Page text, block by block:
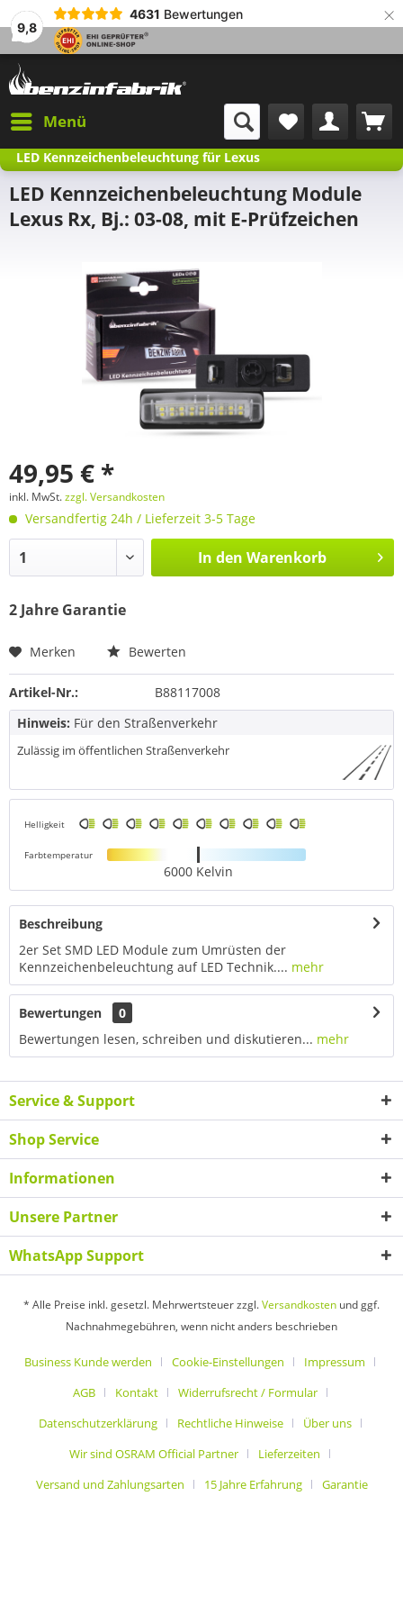
9,8
4631 Bewertungen ×
Menü
LED Kennzeichenbeleuchtung für Lexus
LED Kennzeichenbeleuchtung Module
Lexus Rx, Bj.: 03-08, mit E-Prüfzeichen
49,95 € *
inkl. MwSt.zzgl. Versandkosten
Versandfertig 24h / Lieferzeit 3-5 Tage
In den Warenkorb
2 Jahre Garantie
Merken Bewerten
Artikel-Nr.:
B88117008
Hinweis: Für den Straßenverkehr
Zulässig im öffentlichen Straßenverkehr
Helligkeit
Farbtemperatur
6000 Kelvin
Beschreibung
2er Set SMD LED Module zum Umrüsten der
Kennzeichenbeleuchtung auf LED Technik.... mehr
Bewertungen
0
Bewertungen lesen, schreiben und diskutieren... mehr
Service & Support
Shop Service
Informationen
Unsere Partner
WhatsApp Support
* Alle Preise inkl. gesetzl. Mehrwertsteuer zzgl.Versandkosten und ggf.
Nachnahmegebühren, wenn nicht anders beschrieben
Business Kunde werden Cookie-Einstellungen
Impressum
AGB
Kontakt
Widerrufsrecht / Formular
Datenschutzerklärung
Rechtliche Hinweise
Über uns
Wir sind OSRAM Official Partner
Lieferzeiten
Versand und Zahlungsarten
15 Jahre Erfahrung Garantie